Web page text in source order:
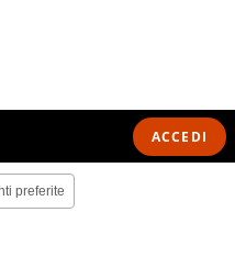
ACCEDI
preferite